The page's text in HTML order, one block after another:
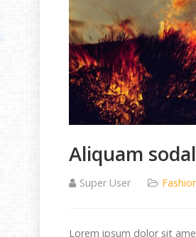
Aliquam
Super User
Lorem ipsum dolor sit